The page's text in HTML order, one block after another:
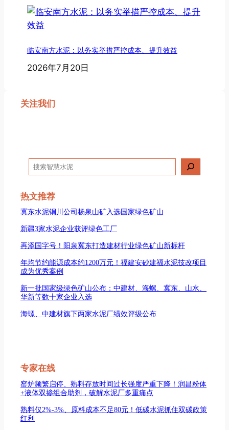
临安南方水泥：以务实举措严控成本、提升效益
2026年7月20日
关注我们
搜
索
热文推荐
冀东水泥铜川公司杨泉山矿入选国家绿色矿山
新疆3家水泥企业获评绿色工厂
再添国字号！阳泉冀东打造建材行业绿色矿山新标杆
年均节约能源成本约1200万元！福建安砂建福水泥技改项目
成为优秀案例
新一批国家级绿色矿山公布：中建材、海螺、冀东、山水、
华新等数十家企业入选
海螺、中建材旗下两家水泥厂绩效评级公布
专家在线
窑炉频繁启停、熟料存放时间过长强度严重下降！润昌粉体
+液体双掺组合助剂，破解水泥厂多重痛点
熟料仅2%-3%、原料成本不足80元！低碳水泥抓住双碳政策
红利